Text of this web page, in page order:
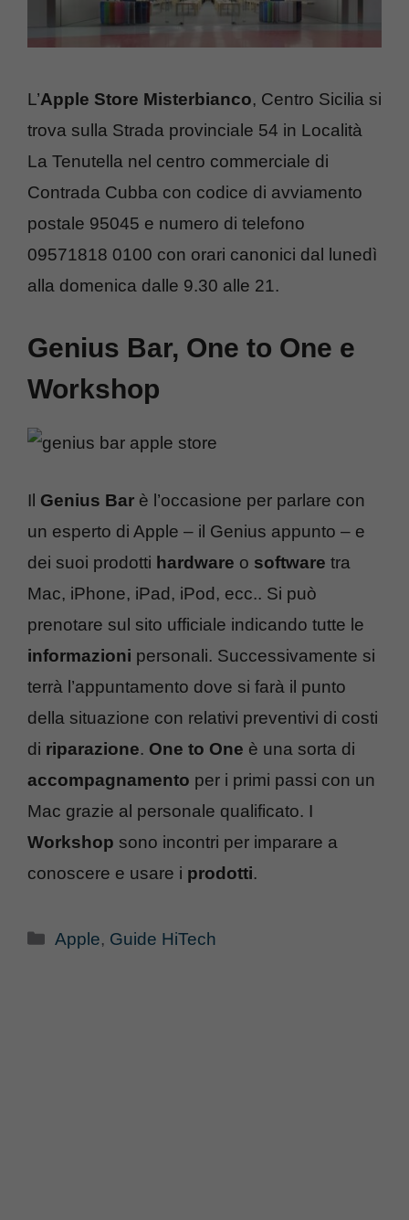
L’Apple Store Misterbianco, Centro Sicilia si
trova sulla Strada provinciale 54 in Località
La Tenutella nel centro commerciale di
Contrada Cubba con codice di avviamento
postale 95045 e numero di telefono
09571818 0100 con orari canonici dal lunedì
alla domenica dalle 9.30 alle 21.
Genius Bar, One to One e
Workshop
Il Genius Bar è l’occasione per parlare con
un esperto di Apple – il Genius appunto – e
dei suoi prodotti hardware o software tra
Mac, iPhone, iPad, iPod, ecc.. Si può
prenotare sul sito ufficiale indicando tutte le
informazioni personali. Successivamente si
terrà l’appuntamento dove si farà il punto
della situazione con relativi preventivi di costi
di riparazione. One to One è una sorta di
accompagnamento per i primi passi con un
Mac grazie al personale qualificato. I
Workshop sono incontri per imparare a
conoscere e usare i prodotti.
Categorie
Apple, Guide HiTech